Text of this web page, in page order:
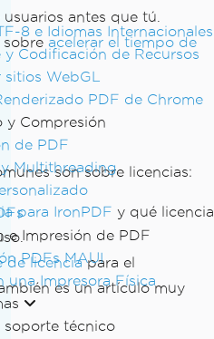
8 e Idiomas Internacionales
y Codificación de Recursos
WebGL
PDF de Chrome
y Compresión
de PDF
Multithreading
e Impresión de PDF
PDFs MAUI
una Impresora Física
soporte técnico
antes que tú.
sobre acelerar el tiempo de
son sobre licencias:
para IronPDF y qué licencia
de licenciapara el
es un artículo muy